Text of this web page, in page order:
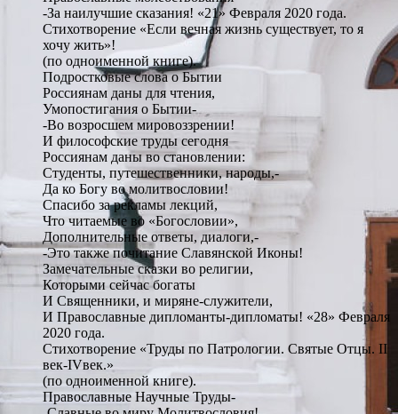
-За наилучшие сказания! «21» Февраля 2020 года.
Стихотворение «Если вечная жизнь существует, то я
хочу жить»!
(по одноименной книге).
Подростковые слова о Бытии
Россиянам даны для чтения,
Умопостигания о Бытии-
-Во возросшем мировоззрении!
И философские труды сегодня
Россиянам даны во становлении:
Студенты, путешественники, народы,-
Да ко Богу во молитвословии!
Спасибо за рекламы лекций,
Что читаемые во «Богословии»,
Дополнительные ответы, диалоги,-
-Это также почитание Славянской Иконы!
Замечательные сказки во религии,
Которыми сейчас богаты
И Священники, и миряне-служители,
И Православные дипломанты-дипломаты! «28» Февраля
2020 года.
Стихотворение «Труды по Патрологии. Святые Отцы. II
век-IVвек.»
(по одноименной книге).
Православные Научные Труды-